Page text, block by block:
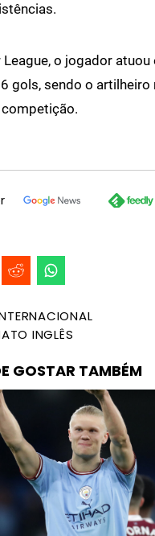
League, o jogador
gols, sendo o artilheiro
INGLÊS
GOSTAR TAMBÉM